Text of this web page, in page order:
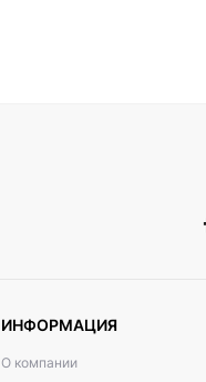
ИНФОРМАЦИЯ
О компании